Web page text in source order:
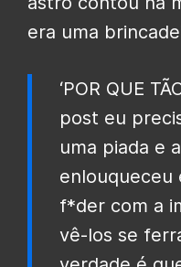
era uma
‘POR QUE
post eu
uma piada e
enlouqueceu
f*der com a
vê-los se